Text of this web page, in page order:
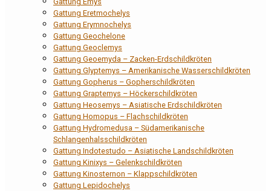
Gattung Eretmochelys
Gattung Erymnochelys
Gattung Geochelone
Gattung Geoclemys
Gattung Geoemyda – Zacken-Erdschildkröten
Gattung Glyptemys – Amerikanische Wasserschildkröten
Gattung Gopherus – Gopherschildkröten
Gattung Graptemys – Höckerschildkröten
Gattung Heosemys – Asiatische Erdschildkröten
Gattung Homopus – Flachschildkröten
Gattung Hydromedusa – Südamerikanische
Schlangenhalsschildkröten
Gattung Indotestudo – Asiatische Landschildkröten
Gattung Kinixys – Gelenkschildkröten
Gattung Kinosternon – Klappschildkröten
Gattung Lepidochelys